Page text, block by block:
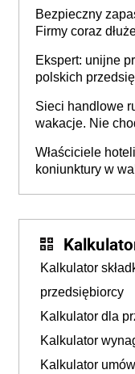
Bezpieczny
Firmy coraz
Ekspert: unijne
polskich
Sieci handlowe
wakacje. Nie
tam, gdzie wielu
Właściciele
koniunktury w
Kalkulator
przedsiębiorcy
Kalkulator dla
Kalkulator
Kalkulator